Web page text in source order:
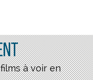
à voir en